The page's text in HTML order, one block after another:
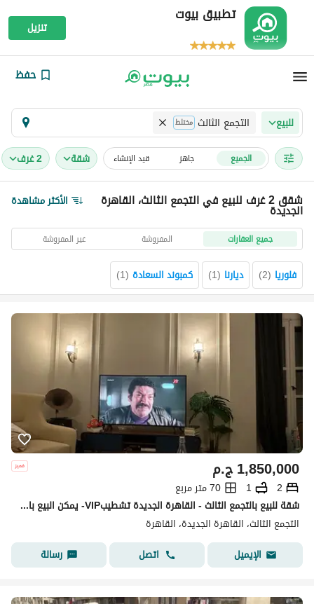
تطبيق بيوت
تنزيل
حفظ
للبيع التجمع الثالث مختلط
الجميع جاهز قيد الإنشاء شقة 2 غرف
شقق 2 غرف للبيع في التجمع الثالث، القاهرة الجديدة الأكثر مشاهدة
جميع العقارات المفروشة غير المفروشة
فلوريا (
2
) ديارنا (
1
) كمبوند السعادة (
1
)
ج.م1,850,000
2
1
70 متر مربع
شقة للبيع بالتجمع الثالث - القاهرة الجديدة تشطيبVIP- يمكن البيع بالفرش
التجمع الثالث، القاهرة الجديدة، القاهرة
الإيميل
اتصل رسالة